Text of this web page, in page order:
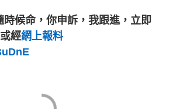
時候命，你申訴，我跟進，立即
經網上報料